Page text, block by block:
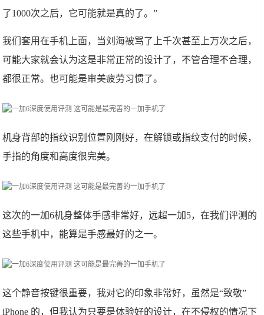
了1000次之后，它可能就是真的了。”
我们套用在手机上面，当刘海被骂了上千次甚至上万次之后，
可能大家就会认为这是非常正常的设计了，不管合理不合理，
都很正常。也可能是审美疲劳习惯了。
机身背部的指纹识别位置刚刚好，在解锁或指纹支付的时候，
手指的角度和高度很完美。
这次的一加6机身整体手感非常好，远超一加5，在我们评测的
这些手机中，能算是手感最好的之一。
这个静音按键很重要，我对它的印象非常好，虽然是“致敬”
iPhone 的，但我认为只要是体验好的设计，在不侵权的情况下